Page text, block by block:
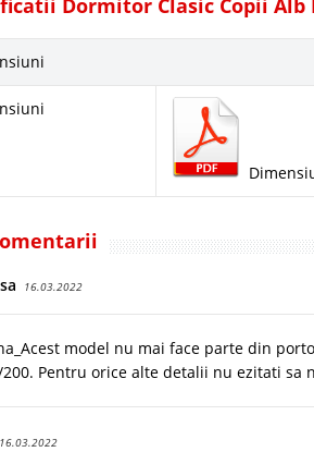
Dormitor Clasic Copii Alb
16.03.2022
model nu mai face parte din
200. Pentru orice alte detalii nu ezitati sa
16.03.2022